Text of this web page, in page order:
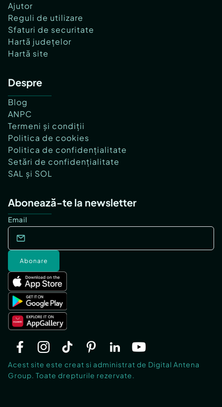
Ajutor
Reguli de utilizare
Sfaturi de securitate
Hartă județelor
Hartă site
Despre
Blog
ANPC
Termeni și condiții
Politica de cookies
Politica de confidențialitate
Setări de confidențialitate
SAL și SOL
Abonează-te la newsletter
Email
Abonare
Acest site este creat si administrat de Digital Antena
Group. Toate drepturile rezervate.